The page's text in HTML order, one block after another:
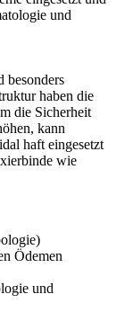
und
besonders
haben die
die Sicherheit
kann
haft eingesetzt
wie
Ödemen
und